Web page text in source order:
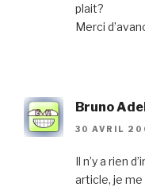
plait?
Merci
Bruno
30 AVRIL
Il n’y a rien
article, je